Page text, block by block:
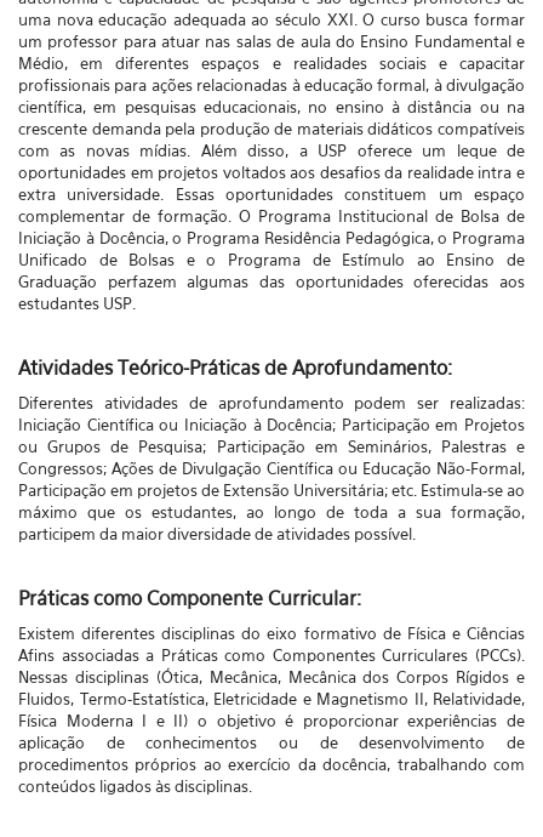
uma nova educação adequada ao século XXI. O curso busca formar
um professor para atuar nas salas de aula do Ensino Fundamental e
Médio, em diferentes espaços e realidades sociais e capacitar
profissionais para ações relacionadas à educação formal, à divulgação
científica, em pesquisas educacionais, no ensino à distância ou na
crescente demanda pela produção de materiais didáticos compatíveis
com as novas mídias. Além disso, a USP oferece um leque de
oportunidades em projetos voltados aos desafios da realidade intra e
extra universidade. Essas oportunidades constituem um espaço
complementar de formação. O Programa Institucional de Bolsa de
Iniciação à Docência, o Programa Residência Pedagógica, o Programa
Unificado de Bolsas e o Programa de Estímulo ao Ensino de
Graduação perfazem algumas das oportunidades oferecidas aos
estudantes USP.
Atividades Teórico-Práticas de Aprofundamento:
Diferentes atividades de aprofundamento podem ser realizadas:
Iniciação Científica ou Iniciação à Docência; Participação em Projetos
ou Grupos de Pesquisa; Participação em Seminários, Palestras e
Congressos; Ações de Divulgação Científica ou Educação Não-Formal,
Participação em projetos de Extensão Universitária; etc. Estimula-se ao
máximo que os estudantes, ao longo de toda a sua formação,
participem da maior diversidade de atividades possível.
Práticas como Componente Curricular:
Existem diferentes disciplinas do eixo formativo de Física e Ciências
Afins associadas a Práticas como Componentes Curriculares (PCCs).
Nessas disciplinas (Ótica, Mecânica, Mecânica dos Corpos Rígidos e
Fluidos, Termo-Estatística, Eletricidade e Magnetismo II, Relatividade,
Física Moderna I e II) o objetivo é proporcionar experiências de
aplicação de conhecimentos ou de desenvolvimento de
procedimentos próprios ao exercício da docência, trabalhando com
conteúdos ligados às disciplinas.